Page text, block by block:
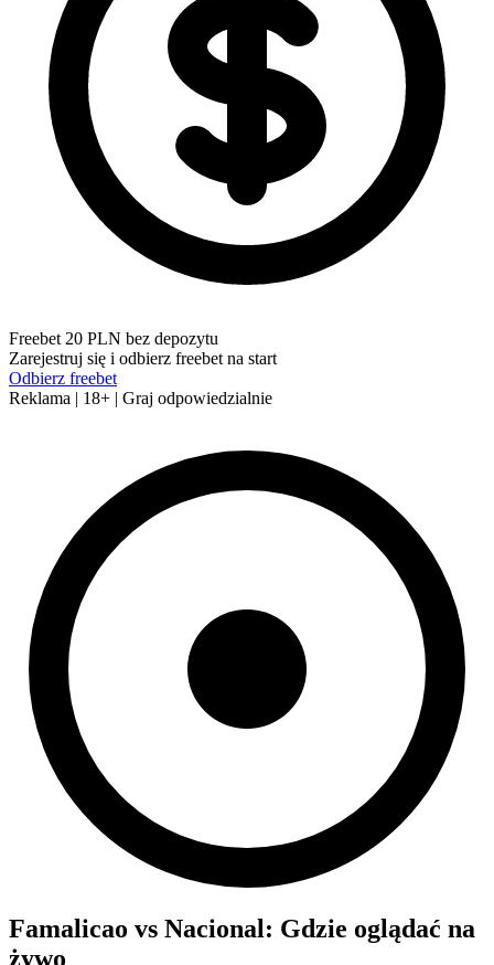
Freebet 20 PLN bez depozytu
Zarejestruj się i odbierz freebet na start
Odbierz freebet
Reklama | 18+ | Graj odpowiedzialnie
Famalicao vs Nacional: Gdzie oglądać na
żywo